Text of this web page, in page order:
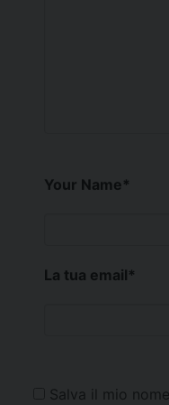
Your Name*
La tua email*
Salva il mio